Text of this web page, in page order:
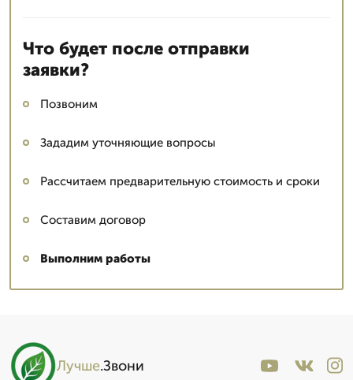
Что будет после отправки
заявки?
Позвоним
Зададим уточняющие вопросы
Рассчитаем предварительную стоимость и сроки
Составим договор
Выполним работы
Лучше.Звони